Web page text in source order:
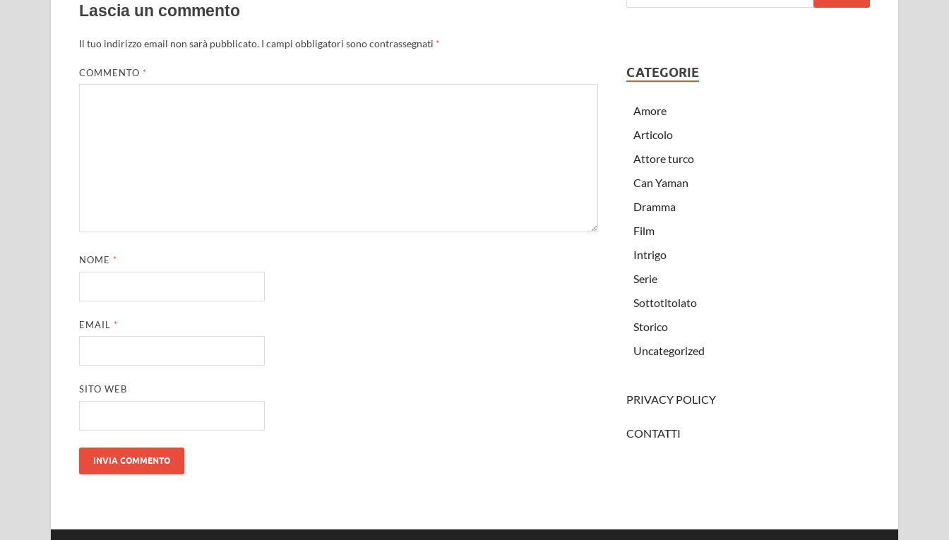
Lascia un commento
Il tuo indirizzo email non sarà pubblicato. I campi obbligatori sono contrassegnati *
COMMENTO *
NOME *
EMAIL *
SITO WEB
CATEGORIE
Amore
Articolo
Attore turco
Can Yaman
Dramma
Film
Intrigo
Serie
Sottotitolato
Storico
Uncategorized
PRIVACY POLICY
CONTATTI